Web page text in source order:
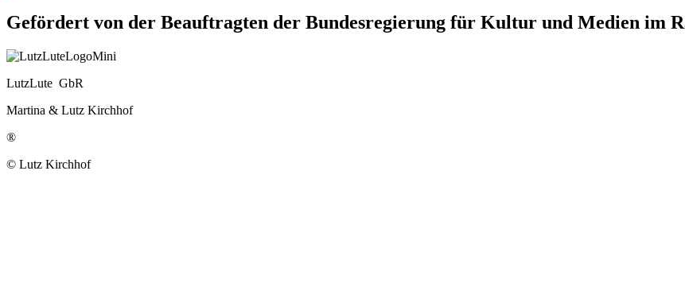
Gefördert von der Beauftragten der Bundesregierung für Kultur und Medien im
LutzLute GbR
Martina & Lutz Kirchhof
®
© Lutz Kirchhof